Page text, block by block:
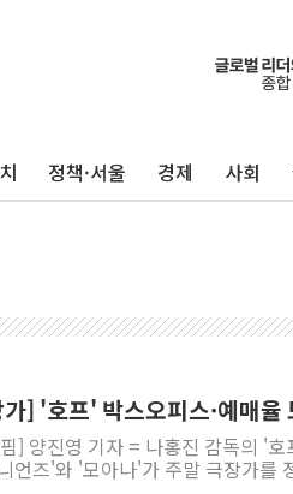
정책·서울 경제 사회
] '호프' 박스오피스·예매
] 양진영 기자 = 나홍진 감독의 '
언즈'와 '모아나'가 주말 극장가를